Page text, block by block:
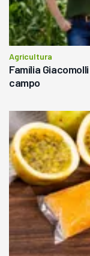
Agricultura
Família
campo